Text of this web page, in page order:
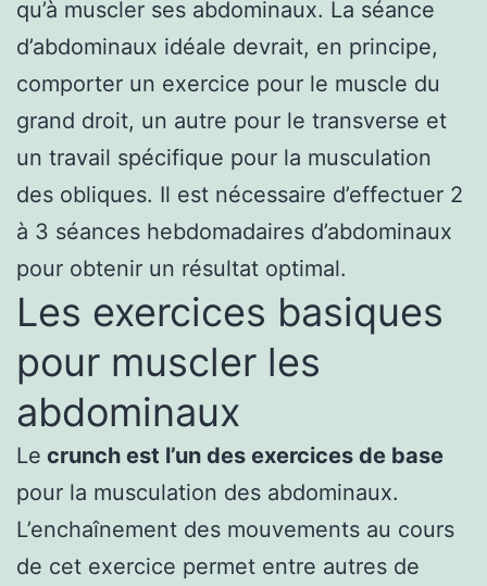
qu’à muscler ses abdominaux. La séance
d’abdominaux idéale devrait, en principe,
comporter un exercice pour le muscle du
grand droit, un autre pour le transverse et
un travail spécifique pour la musculation
des obliques. Il est nécessaire d’effectuer 2
à 3 séances hebdomadaires d’abdominaux
pour obtenir un résultat optimal.
Les exercices basiques
pour muscler les
abdominaux
Le crunch est l’un des exercices de base
pour la musculation des abdominaux.
L’enchaînement des mouvements au cours
de cet exercice permet entre autres de